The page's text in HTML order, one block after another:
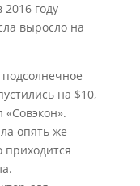
2016 году
выросло на
на $10,
«Совэкон».
опять же